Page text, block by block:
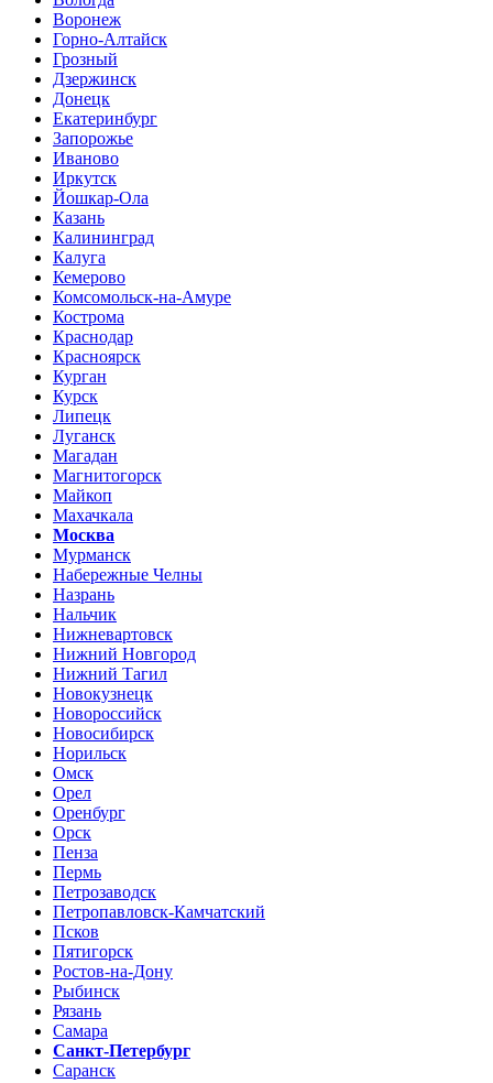
Воронеж
Горно-Алтайск
Грозный
Дзержинск
Донецк
Екатеринбург
Запорожье
Иваново
Иркутск
Йошкар-Ола
Казань
Калининград
Калуга
Кемерово
Комсомольск-на-Амуре
Кострома
Краснодар
Красноярск
Курган
Курск
Липецк
Луганск
Магадан
Магнитогорск
Майкоп
Махачкала
Москва
Мурманск
Набережные Челны
Назрань
Нальчик
Нижневартовск
Нижний Новгород
Нижний Тагил
Новокузнецк
Новороссийск
Новосибирск
Норильск
Омск
Орел
Оренбург
Орск
Пенза
Пермь
Петрозаводск
Петропавловск-Камчатский
Псков
Пятигорск
Ростов-на-Дону
Рыбинск
Рязань
Самара
Санкт-Петербург
Саранск